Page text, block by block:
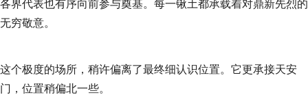
各界代表也有序向前参与奠基。每一锹土都承载着对鼎新先烈的
无穷敬意。
这个极度的场所，稍许偏离了最终细认识位置。它更承接天安
门，位置稍偏北一些。